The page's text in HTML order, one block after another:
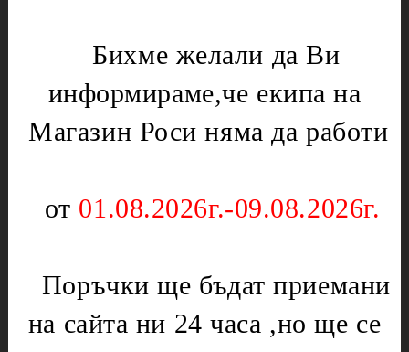
Диоди и предпазители
Моторчета
Нагреватели
Ключове
Нагреватели
Оргаз
Котлони
Скари
Партигрил
Уреди за дома
Бихме желали да Ви
информираме,че екипа на
Магазин Роси няма да работи
от 01.08.2026г.-09.08.2026г.
Поръчки ще бъдат приемани
на сайта ни 24 часа ,но ще се